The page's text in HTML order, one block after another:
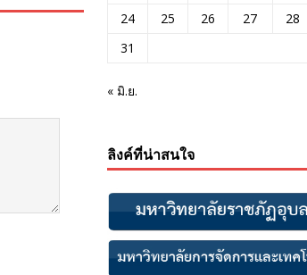
24
25 26 27 28
31
« มิ.ย.
ลิงค์ที่น่าสนใจ